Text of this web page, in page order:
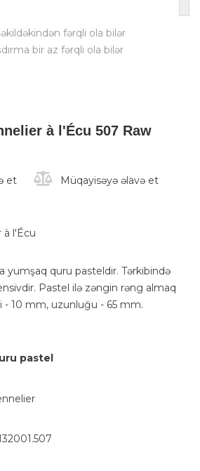
fərqli ola bilər
bir az fərqli ola bilər
à l'Écu 507 Raw
et Müqayisəyə əlavə et
à l'Écu
yumşaq quru pasteldir. Tərkibində
Pastel ilə zəngin rəng almaq
- 10 mm, uzunluğu - 65 mm.
pastel